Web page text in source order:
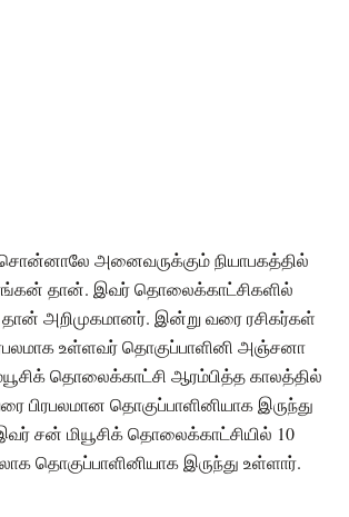
அனைவருக்கும் நியாபகத்தில்
தான். இவர் தொலைக்காட்சிகளில்
அறிமுகமானர். இன்று வரை ரசிகர்கள்
உள்ளவர் தொகுப்பாளினி அஞ்சனா
தொலைக்காட்சி ஆரம்பித்த காலத்தில்
பிரபலமான தொகுப்பாளினியாக இருந்து
இவர் சன் மியூசிக் தொலைக்காட்சியில் 10
தொகுப்பாளினியாக இருந்து உள்ளார்.